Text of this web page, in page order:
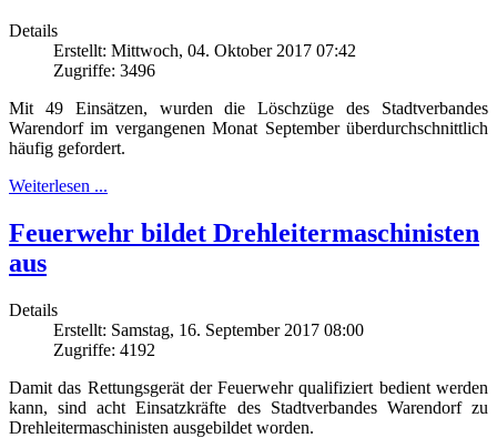
Details
Erstellt: Mittwoch, 04. Oktober 2017 07:42
Zugriffe: 3496
Mit 49 Einsätzen, wurden die Löschzüge des Stadtverbandes
Warendorf im vergangenen Monat September überdurchschnittlich
häufig gefordert.
Weiterlesen ...
Feuerwehr bildet Drehleitermaschinisten
aus
Details
Erstellt: Samstag, 16. September 2017 08:00
Zugriffe: 4192
Damit das Rettungsgerät der Feuerwehr qualifiziert bedient werden
kann, sind acht Einsatzkräfte des Stadtverbandes Warendorf zu
Drehleitermaschinisten ausgebildet worden.